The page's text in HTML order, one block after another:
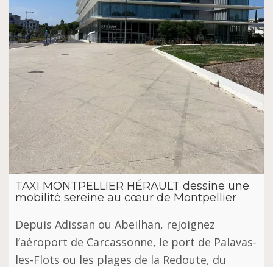
TAXI MONTPELLIER HÉRAULT dessine une
mobilité sereine au cœur de Montpellier
Depuis Adissan ou Abeilhan, rejoignez
l’aéroport de Carcassonne, le port de Palavas-
les-Flots ou les plages de la Redoute, du